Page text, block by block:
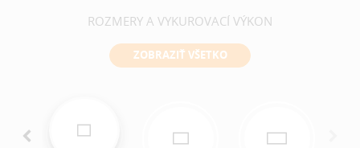
ROZMERY A VYKUROVACÍ VÝKON
ZOBRAZIŤ VŠETKO